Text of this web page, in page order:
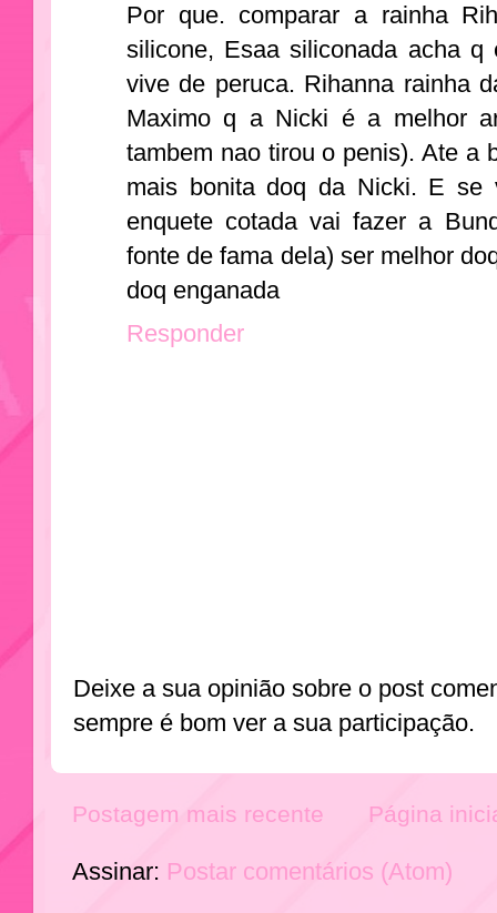
Por que. comparar a rainha
silicone, Esaa siliconada acha
vive de peruca. Rihanna rainha
Maximo q a Nicki é a melhor
tambem nao tirou o penis). Ate a
mais bonita doq da Nicki. E
enquete cotada vai fazer a
fonte de fama dela) ser melhor
doq enganada
Responder
Deixe a sua opinião sobre o post
sempre é bom ver a sua participação.
Postagem mais recente Página
Assinar: Postar comentários (Atom)